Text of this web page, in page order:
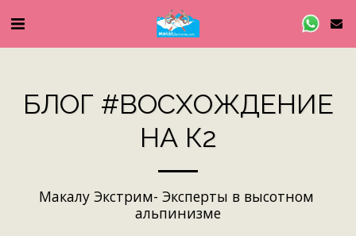
БЛОГ #ВОСХОЖДЕНИЕ
НА К2
Макалу Экстрим- Эксперты в высотном
альпинизме